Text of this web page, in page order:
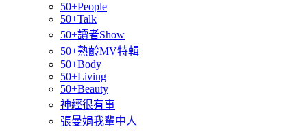
50+People
50+Talk
50+讀者Show
50+熟齡MV特輯
50+Body
50+Living
50+Beauty
神經很有事
張曼娟我輩中人